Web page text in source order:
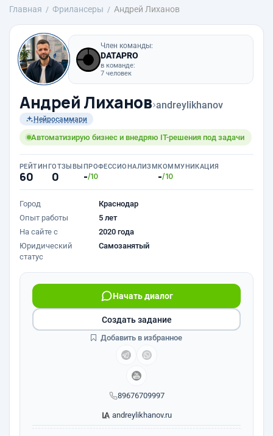
Главная Фрилансеры Андрей Лиханов
Член команды:
DATAPRO
в команде:
7 человек
Андрей Лиханов›andreylikhanov
Нейросаммари
Автоматизирую бизнес и внедряю IT-решения под задачи
РЕЙТИНГ
60
ОТЗЫВЫ
0
ПРОФЕССИОНАЛИЗМ
-/10
КОММУНИКАЦИЯ
-/10
Город
Краснодар
Опыт работы
5 лет
На сайте с
2020 года
Юридический
статус
Самозанятый
89676709997
Начать диалог
andreylikhanov.ru
Создать задание
Добавить в избранное